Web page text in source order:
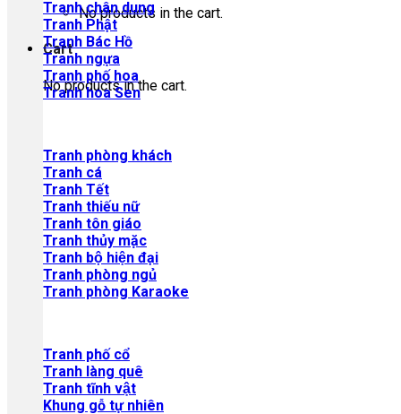
No products in the cart.
Cart
No products in the cart.
Tranh chân dung
Tranh Phật
Tranh Bác Hồ
Tranh ngựa
Tranh phố hoa
Tranh hoa Sen
Tranh phòng khách
Tranh cá
Tranh Tết
Tranh thiếu nữ
Tranh tôn giáo
Tranh thủy mặc
Tranh bộ hiện đại
Tranh phòng ngủ
Tranh phòng Karaoke
Tranh phố cổ
Tranh làng quê
Tranh tĩnh vật
Khung gỗ tự nhiên